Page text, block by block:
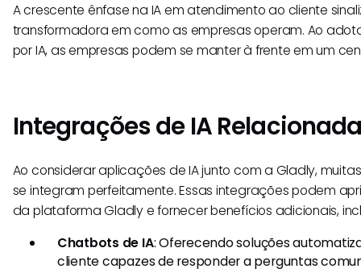
A crescente ênfase na IA em atendimento ao cliente
transformadora em como as empresas operam. Ao
por IA, as empresas podem se manter à frente em um
Integrações de IA
Ao considerar aplicações de IA junto com a Gladly,
se integram perfeitamente. Essas integrações podem
da plataforma Gladly e fornecer benefícios adicionais,
Chatbots de IA: Oferecendo soluções
cliente capazes de responder a perguntas